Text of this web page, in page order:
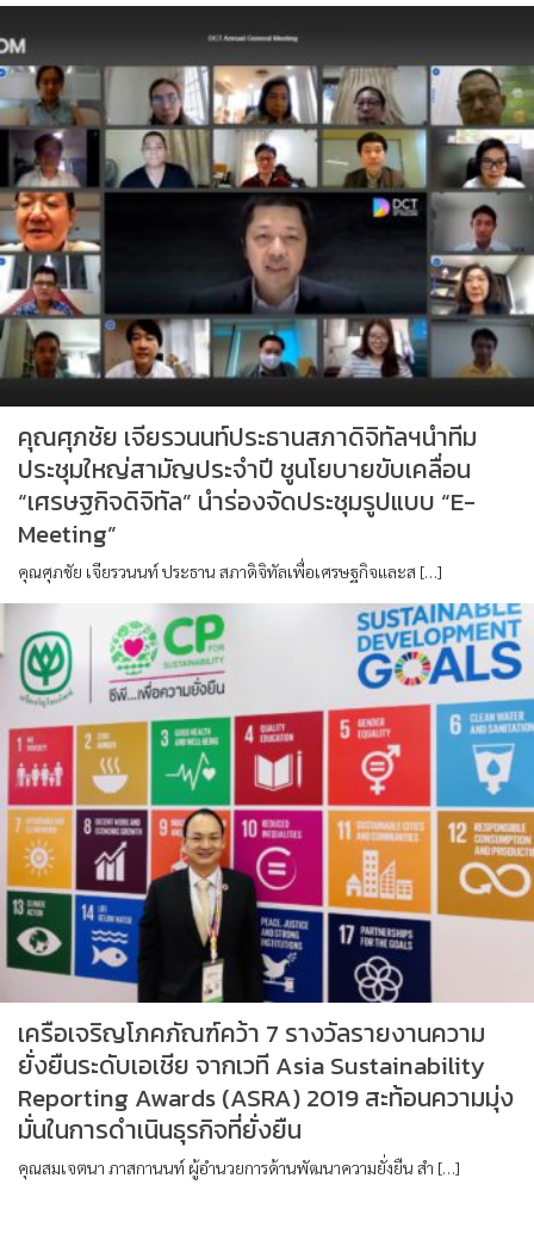
คุณศุภชัย เจียรวนนท์ประธานสภาดิจิทัลฯนำทีม
ประชุมใหญ่สามัญประจำปี ชูนโยบายขับเคลื่อน
“เศรษฐกิจดิจิทัล” นำร่องจัดประชุมรูปแบบ “E-
Meeting”
คุณศุภชัย เจียรวนนท์ ประธาน สภาดิจิทัลเพื่อเศรษฐกิจและส […]
เครือเจริญโภคภัณฑ์คว้า 7 รางวัลรายงานความ
ยั่งยืนระดับเอเชีย จากเวที Asia Sustainability
Reporting Awards (ASRA) 2019 สะท้อนความมุ่ง
มั่นในการดำเนินธุรกิจที่ยั่งยืน
คุณสมเจตนา ภาสกานนท์ ผู้อำนวยการด้านพัฒนาความยั่งยืน สำ […]